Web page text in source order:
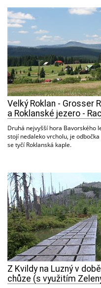
Velký Roklan - Grosser
a Roklanské jezero -
Druhá nejvyšší hora Bavorského
stojí nedaleko vrcholu, je
se tyčí Roklanská kaple.
Z Kvildy na Luzný v
chůze (s využitím